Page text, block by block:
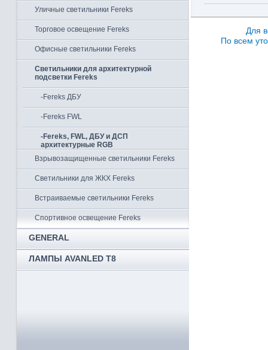
Уличные светильники Fereks
Торговое освещение Fereks
Офисные светильники Fereks
Светильники для архитектурной
подсветки Fereks
-Fereks ДБУ
-Fereks FWL
-Fereks, FWL, ДБУ и ДСП
архитектурные RGB
Взрывозащищенные светильники Fereks
Светильники для ЖКХ Fereks
Встраиваемые светильники Fereks
Спортивное освещение Fereks
GENERAL
ЛАМПЫ AVANLED T8
Для
По всем